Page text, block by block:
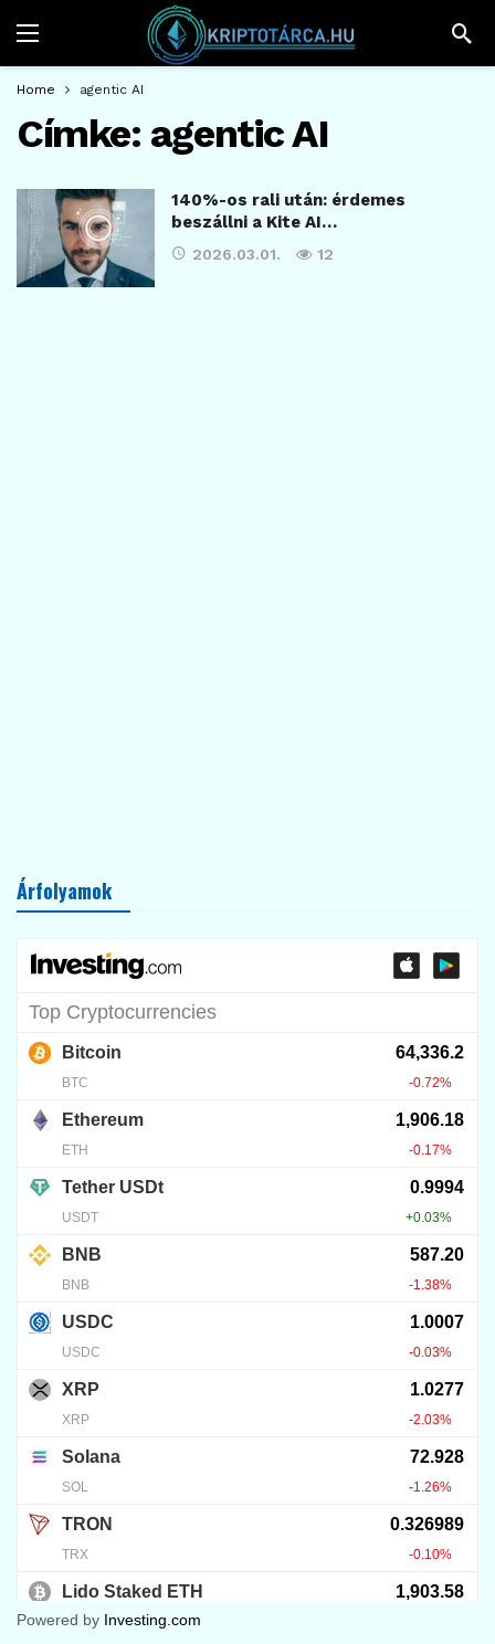
Home agentic AI
Címke: agentic AI
140%-os rali után: érdemes
beszállni a Kite AI…
2026.03.01. 12
Árfolyamok
Powered by Investing.com